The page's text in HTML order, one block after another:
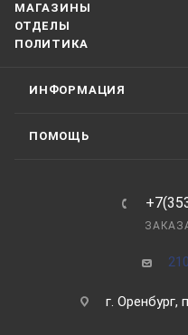
МАГАЗИНЫ
ОТДЕЛЫ
ПОЛИТИКА
ИНФОРМАЦИЯ
ПОМОЩЬ
г. Оренбург,